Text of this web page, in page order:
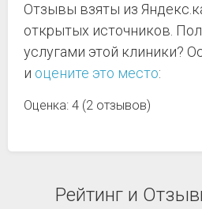
Отзывы взяты из
открытых источников.
услугами этой клиники?
и оцените это место:
Оценка: 4 (2 отзывов)
Рейтинг и